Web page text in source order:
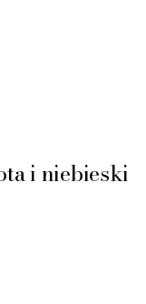
i niebieski